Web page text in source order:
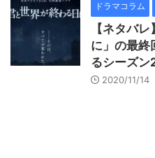
ドラマコラム
【ネタバ
に」の最
るシーズン
2020/11/14